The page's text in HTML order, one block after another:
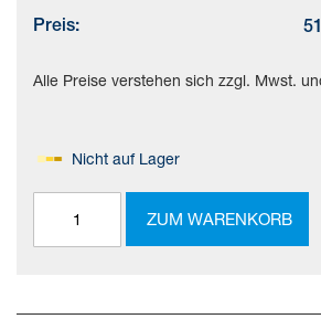
Preis:
Alle Preise verstehen sich zzgl. Mwst.
Nicht auf Lager
ZUM WARENKORB